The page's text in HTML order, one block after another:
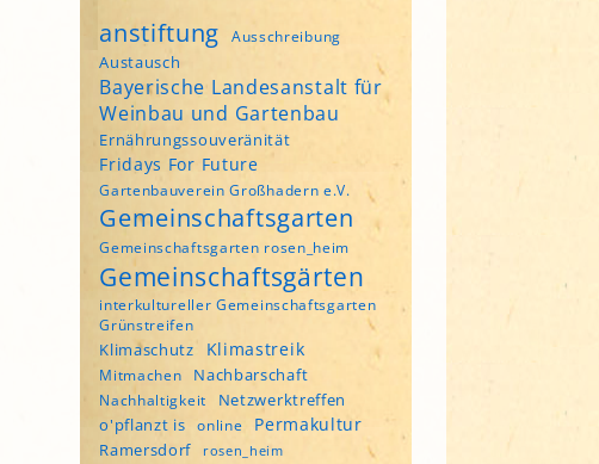
anstiftung Ausschreibung
Austausch
Bayerische Landesanstalt für
Weinbau und Gartenbau
Ernährungssouveränität
Fridays For Future
Gartenbauverein Großhadern e.V.
Gemeinschaftsgarten
Gemeinschaftsgarten rosen_heim
Gemeinschaftsgärten
interkultureller Gemeinschaftsgarten
Grünstreifen
Klimaschutz Klimastreik
Mitmachen Nachbarschaft
Nachhaltigkeit
Netzwerktreffen
o'pflanzt is
online Permakultur
Ramersdorf rosen_heim